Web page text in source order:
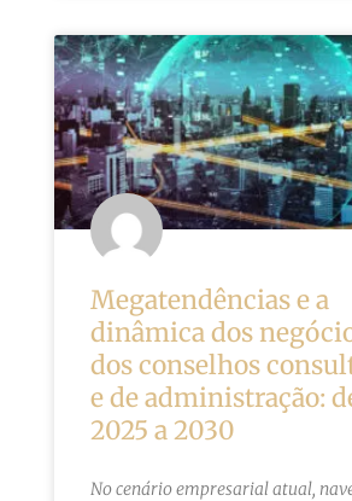
Megatendências e a
dinâmica dos
dos conselhos
e de administração:
2025 a 2030
No cenário empresarial atual,